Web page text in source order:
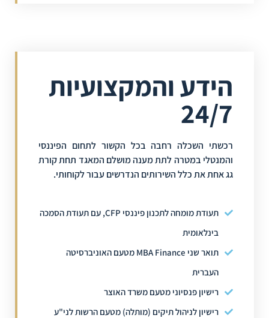
הידע והמקצועיות
24/7
רכשתי השכלה רחבה בכל הקשור לתחום הפיננסי
והמנטלי במטרה לתת מענה מושלם המאגד תחת קורת
גג אחת את כלל השירותים הנדרשים עבור לקוחותי.
תעודת מומחה לתכנון פיננסי CFP, עם תעודת הסמכה
בינלאומית
תואר שני MBA Finance מטעם האוניברסיטה
העברית
רישיון פנסיוני מטעם משרד האוצר
רישיון לניהול תיקים (מותלה) מטעם הרשות לני"ע